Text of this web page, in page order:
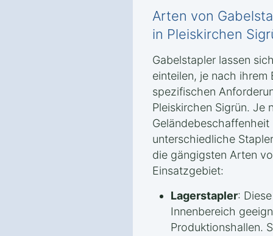
Arten von
in Pleiskirchen
Gabelstapler lassen
einteilen, je nach
spezifischen
Pleiskirchen Sigrün. Je
unterschiedliche
die gängigsten Arten
Einsatzgebiet:
Lagerstapler:
Innenbereich
Produktionshallen.